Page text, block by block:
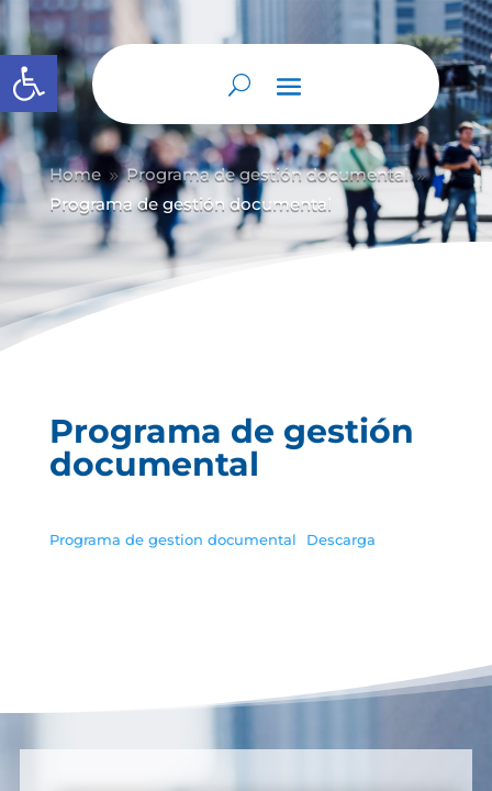
Abrir barra de herramientas
Home 9 Programa de gestión documental 9
Programa de gestión documental
Programa de gestión
documental
Programa de gestion documental Descarga